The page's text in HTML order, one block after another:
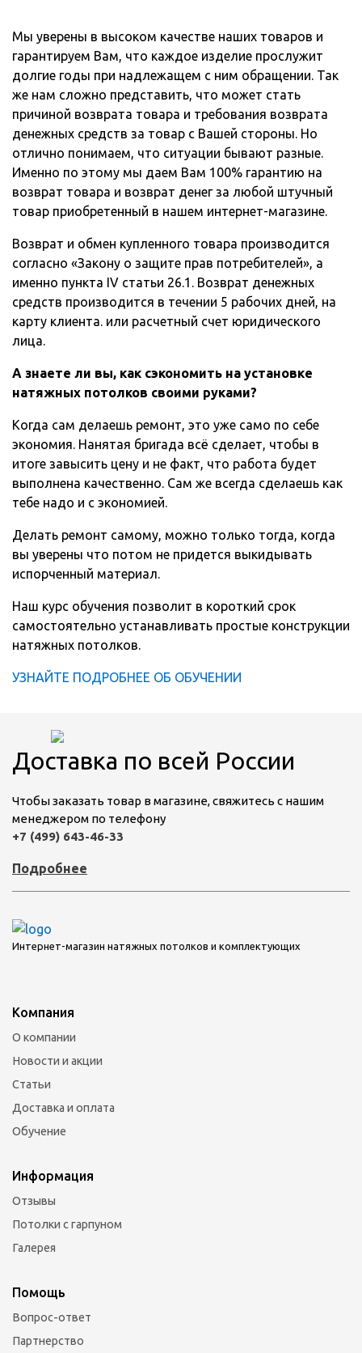
Мы уверены в высоком качестве наших товаров и
гарантируем Вам, что каждое изделие прослужит
долгие годы при надлежащем с ним обращении. Так
же нам сложно представить, что может стать
причиной возврата товара и требования возврата
денежных средств за товар с Вашей стороны. Но
отлично понимаем, что ситуации бывают разные.
Именно по этому мы даем Вам 100% гарантию на
возврат товара и возврат денег за любой штучный
товар приобретенный в нашем интернет-магазине.
Возврат и обмен купленного товара производится
согласно «Закону о защите прав потребителей», а
именно пункта IV статьи 26.1. Возврат денежных
средств производится в течении 5 рабочих дней, на
карту клиента. или расчетный счет юридического
лица.
А знаете ли вы, как сэкономить на установке
натяжных потолков своими руками?
Когда сам делаешь ремонт, это уже само по себе
экономия. Нанятая бригада всё сделает, чтобы в
итоге завысить цену и не факт, что работа будет
выполнена качественно. Сам же всегда сделаешь как
тебе надо и с экономией.
Делать ремонт самому, можно только тогда, когда
вы уверены что потом не придется выкидывать
испорченный материал.
Наш курс обучения позволит в короткий срок
самостоятельно устанавливать простые конструкции
натяжных потолков.
УЗНАЙТЕ ПОДРОБНЕЕ ОБ ОБУЧЕНИИ
Доставка по всей России
Чтобы заказать товар в магазине, свяжитесь с нашим
менеджером по телефону
+7 (499) 643-46-33
Подробнее
Интернет-магазин натяжных потолков и комплектующих
Компания
О компании
Новости и акции
Статьи
Доставка и оплата
Обучение
Информация
Отзывы
Потолки с гарпуном
Галерея
Помощь
Вопрос-ответ
Партнерство